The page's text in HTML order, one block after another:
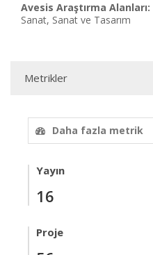
Avesis Araştırma Alanları:
Sanat, Sanat ve Tasarım
Metrikler
Daha fazla metrik
Yayın
16
Proje